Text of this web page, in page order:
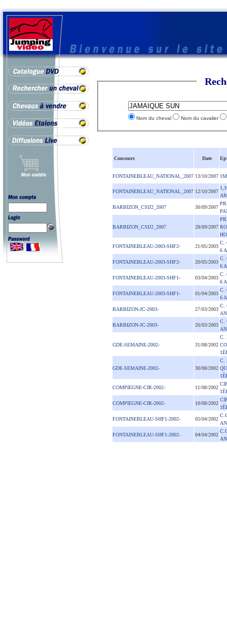
Nom du cheval Nom du cavalier
Concours Date
FONTAINEBLEAU_NATIONAL_2007 13/10/2007
FONTAINEBLEAU_NATIONAL_2007 12/10/2007
BARBIZON_CSIJ2_2007 30/09/2007
BARBIZON_CSIJ2_2007 28/09/2007
FONTAINEBLEAU-2003-SHF2- 21/05/2003
C.
6
FONTAINEBLEAU-2003-SHF2- 20/05/2003
C.
6
FONTAINEBLEAU-2003-SHF1- 03/04/2003
C.
6
FONTAINEBLEAU-2003-SHF1- 01/04/2003
C.
6
BARBIZON-JC-2003- 27/03/2003
C.
BARBIZON-JC-2003- 26/03/2003
C.
GDE-SEMAINE-2002- 31/08/2002
C.
GDE-SEMAINE-2002- 30/08/2002
C.
COMPIEGNE-CIR-2002- 11/08/2002
COMPIEGNE-CIR-2002- 10/08/2002
FONTAINEBLEAU-SHF1-2002- 05/04/2002
FONTAINEBLEAU-SHF1-2002- 04/04/2002